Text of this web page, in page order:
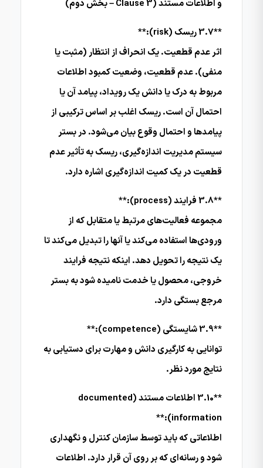
و اطلاعات مستند (Clause 3 – بخش دوم)
**3.7 ریسک (risk):**
اثر عدم قطعیت. یک انحراف از انتظار (مثبت یا
منفی). عدم قطعیت، وضعیت کمبود اطلاعات
مربوط به درک یا دانش یک رویداد، پیامد آن یا
احتمال آن است. ریسک اغلب بر اساس ترکیبی از
پیامدها و احتمال وقوع بیان می‌شود. در بستر
سیستم مدیریت اندازه‌گیری، ریسک به تأثیر عدم
قطعیت در یک کمیت اندازه‌گیری اشاره دارد.
**3.8 فرایند (process):**
مجموعه فعالیت‌های مرتبط یا متقابل که از
ورودی‌ها استفاده می‌کند یا آنها را تبدیل می‌کند تا
یک نتیجه را تحویل دهد. اینکه نتیجه فرایند
خروجی، محصول یا خدمت نامیده شود به بستر
مرجع بستگی دارد.
**3.9 شایستگی (competence):**
توانایی به کارگیری دانش و مهارت برای دستیابی به
نتایج مورد نظر.
**3.10 اطلاعات مستند (documented
information):**
اطلاعاتی که باید توسط سازمان کنترل و نگهداری
شود و رسانه‌ای که بر روی آن قرار دارد. اطلاعات